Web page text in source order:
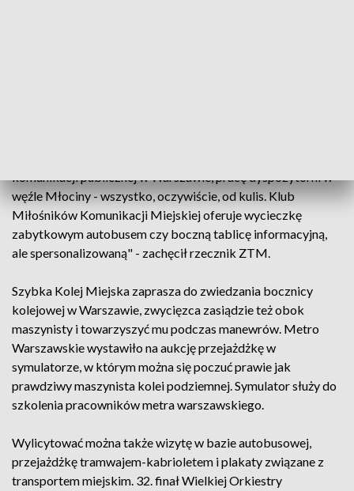
komunikacji publicznej w Warszawie, pracę dyspozytorni w
węźle Młociny - wszystko, oczywiście, od kulis. Klub
Miłośników Komunikacji Miejskiej oferuje wycieczkę
zabytkowym autobusem czy boczną tablicę informacyjną,
ale spersonalizowaną" - zachęcił rzecznik ZTM.
Szybka Kolej Miejska zaprasza do zwiedzania bocznicy
kolejowej w Warszawie, zwycięzca zasiądzie też obok
maszynisty i towarzyszyć mu podczas manewrów. Metro
Warszawskie wystawiło na aukcję przejażdżkę w
symulatorze, w którym można się poczuć prawie jak
prawdziwy maszynista kolei podziemnej. Symulator służy do
szkolenia pracowników metra warszawskiego.
Wylicytować można także wizytę w bazie autobusowej,
przejażdżkę tramwajem-kabrioletem i plakaty związane z
transportem miejskim. 32. finał Wielkiej Orkiestry